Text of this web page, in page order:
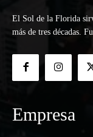
El Sol de la Florida
más de tres décadas.
Empresa